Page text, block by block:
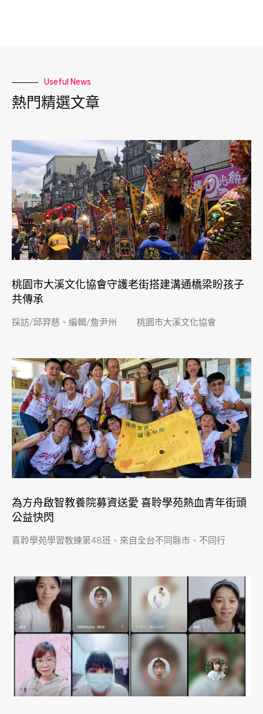
Useful News
熱門精選文章
桃園市大溪文化協會守護老街搭建溝通橋梁盼孩子
共傳承
採訪/邱羿慈、編輯/詹尹州 桃園市大溪文化協會
為方舟啟智教養院募資送愛 喜聆學苑熱血青年街頭
公益快閃
喜聆學苑學習教練第48班、來自全台不同縣市、不同行